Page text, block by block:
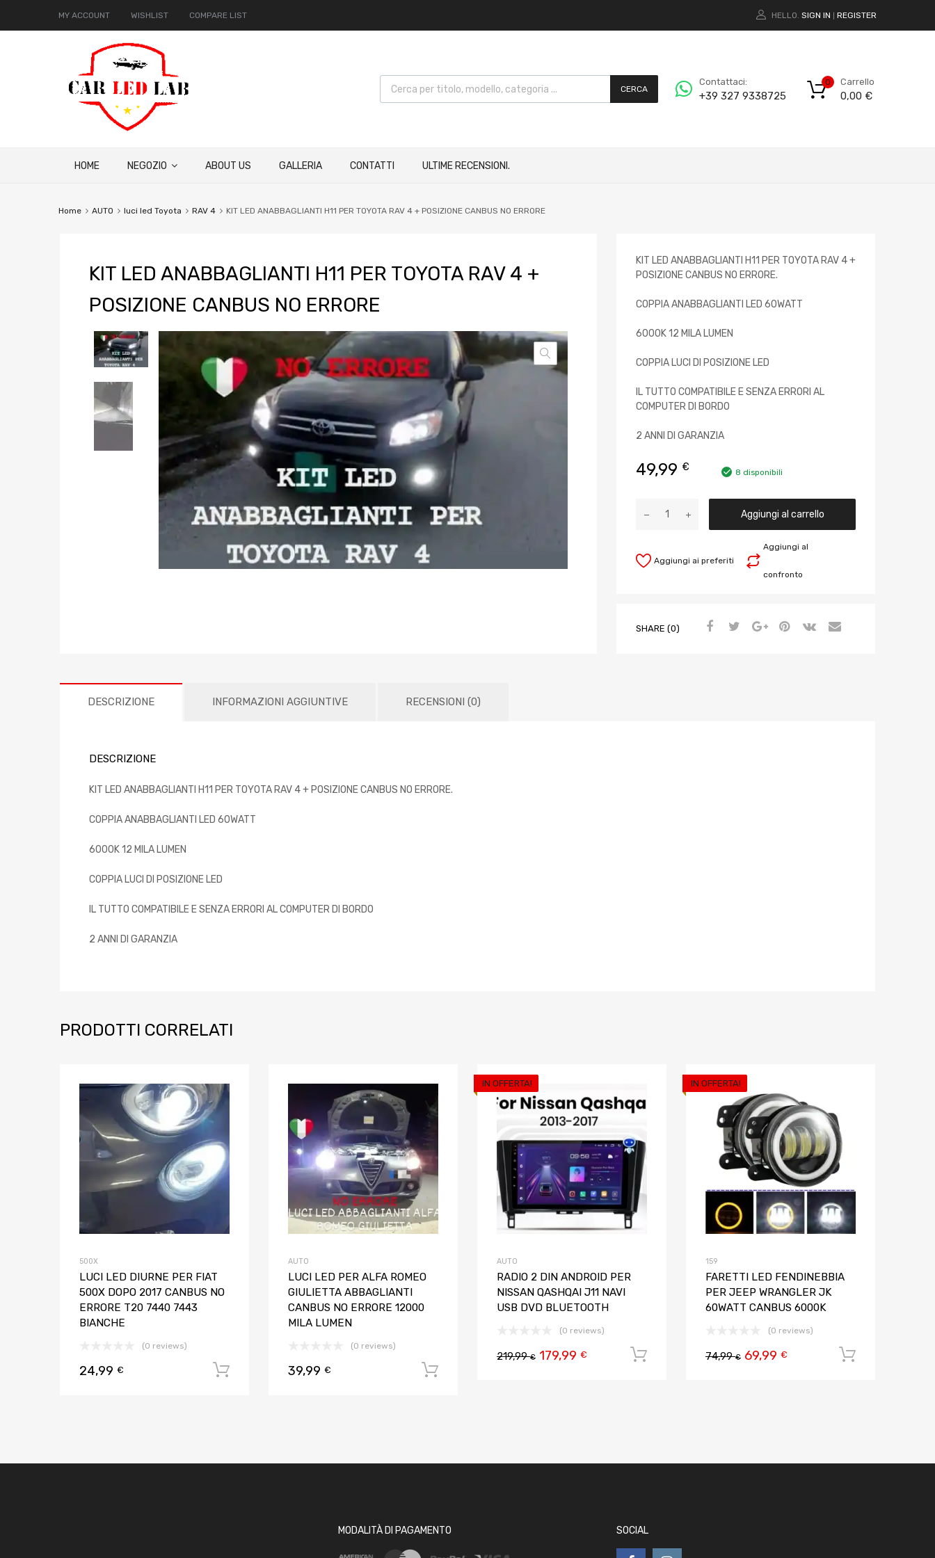
MY ACCOUNT WISHLIST COMPARE LIST HELLO. SIGN IN REGISTER
CERCA
Contattaci:
+39 327 9338725
Carrello
0,00 €
0
HOME NEGOZIO ABOUT US GALLERIA CONTATTI ULTIME RECENSIONI.
Home AUTO luci led Toyota RAV 4 KIT LED ANABBAGLIANTI H11 PER TOYOTA RAV 4 + POSIZIONE CANBUS NO ERRORE
KIT LED ANABBAGLIANTI H11 PER TOYOTA RAV 4 +
POSIZIONE CANBUS NO ERRORE
KIT LED ANABBAGLIANTI H11 PER TOYOTA RAV 4 +
POSIZIONE CANBUS NO ERRORE.
COPPIA ANABBAGLIANTI LED 60WATT
6000K 12 MILA LUMEN
COPPIA LUCI DI POSIZIONE LED
IL TUTTO COMPATIBILE E SENZA ERRORI AL
COMPUTER DI BORDO
2 ANNI DI GARANZIA
49,99 € 8 disponibili
Aggiungi al carrello
Aggiungi al
confronto
Aggiungi ai preferiti
SHARE (0)
DESCRIZIONE INFORMAZIONI AGGIUNTIVE RECENSIONI (0)
DESCRIZIONE
KIT LED ANABBAGLIANTI H11 PER TOYOTA RAV 4 + POSIZIONE CANBUS NO ERRORE.
COPPIA ANABBAGLIANTI LED 60WATT
6000K 12 MILA LUMEN
COPPIA LUCI DI POSIZIONE LED
IL TUTTO COMPATIBILE E SENZA ERRORI AL COMPUTER DI BORDO
2 ANNI DI GARANZIA
PRODOTTI CORRELATI
500X
LUCI LED DIURNE PER FIAT
500X DOPO 2017 CANBUS NO
ERRORE T20 7440 7443
BIANCHE
(0 reviews)
24,99 € Aggiungi al carrello
Aggiungi ai preferiti
AUTO
LUCI LED PER ALFA ROMEO
GIULIETTA ABBAGLIANTI
CANBUS NO ERRORE 12000
MILA LUMEN
(0 reviews)
39,99 €
IN OFFERTA!
Aggiungi ai preferiti
Aggiungi al confronto
AUTO
RADIO 2 DIN ANDROID PER
NISSAN QASHQAI J11 NAVI
USB DVD BLUETOOTH
(0 reviews)
219,99€ 179,99 € Aggiungi al carrello
IN OFFERTA!
159
FARETTI LED FENDINEBBIA
PER JEEP WRANGLER JK
60WATT CANBUS 6000K
(0 reviews)
74,99€ 69,99 €
MODALITÀ DI PAGAMENTO SOCIAL